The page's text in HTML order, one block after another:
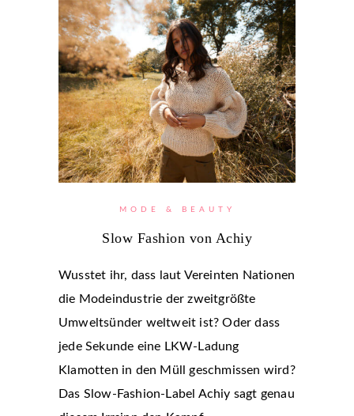
MODE & BEAUTY
Slow Fashion von Achiy
Wusstet ihr, dass laut Vereinten Nationen
die Modeindustrie der zweitgrößte
Umweltsünder weltweit ist? Oder dass
jede Sekunde eine LKW-Ladung
Klamotten in den Müll geschmissen wird?
Das Slow-Fashion-Label Achiy sagt genau